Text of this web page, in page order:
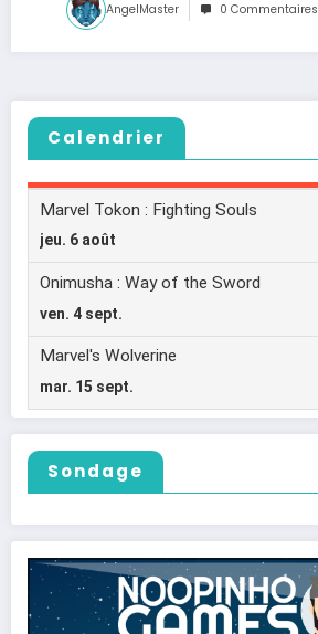
AngelMaster 0 Commentaires
Calendrier
Sondage